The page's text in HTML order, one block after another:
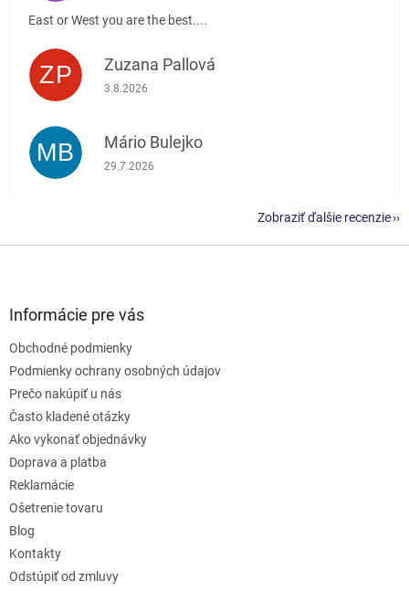
East or West you are the best....
ZP Zuzana Pallová
Hodnotenie obchodu je 5 z 5 hviezdičiek.
3.8.2026
MB Mário Bulejko
Hodnotenie obchodu je 5 z 5 hviezdičiek.
29.7.2026
Zobraziť ďalšie recenzie
Informácie pre vás
Obchodné podmienky
Podmienky ochrany osobných údajov
Prečo nakúpiť u nás
Často kladené otázky
Ako vykonať objednávky
Doprava a platba
Reklamácie
Ošetrenie tovaru
Blog
Kontakty
Odstúpiť od zmluvy